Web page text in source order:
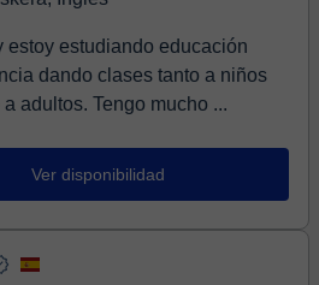
estoy estudiando educación
dando clases tanto a niños
a adultos. Tengo mucho ...
Ver disponibilidad